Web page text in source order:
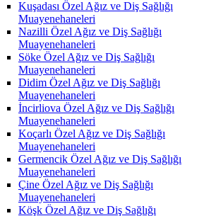
Kuşadası Özel Ağız ve Diş Sağlığı
Muayenehaneleri
Nazilli Özel Ağız ve Diş Sağlığı
Muayenehaneleri
Söke Özel Ağız ve Diş Sağlığı
Muayenehaneleri
Didim Özel Ağız ve Diş Sağlığı
Muayenehaneleri
İncirliova Özel Ağız ve Diş Sağlığı
Muayenehaneleri
Koçarlı Özel Ağız ve Diş Sağlığı
Muayenehaneleri
Germencik Özel Ağız ve Diş Sağlığı
Muayenehaneleri
Çine Özel Ağız ve Diş Sağlığı
Muayenehaneleri
Köşk Özel Ağız ve Diş Sağlığı